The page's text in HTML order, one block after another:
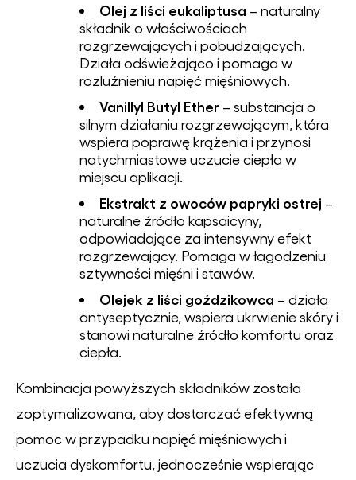
Olej z liści eukaliptusa – naturalny
składnik o właściwościach
rozgrzewających i pobudzających.
Działa odświeżająco i pomaga w
rozluźnieniu napięć mięśniowych.
Vanillyl Butyl Ether – substancja o
silnym działaniu rozgrzewającym, która
wspiera poprawę krążenia i przynosi
natychmiastowe uczucie ciepła w
miejscu aplikacji.
Ekstrakt z owoców papryki ostrej –
naturalne źródło kapsaicyny,
odpowiadające za intensywny efekt
rozgrzewający. Pomaga w łagodzeniu
sztywności mięśni i stawów.
Olejek z liści goździkowca – działa
antyseptycznie, wspiera ukrwienie skóry i
stanowi naturalne źródło komfortu oraz
ciepła.
Kombinacja powyższych składników została
zoptymalizowana, aby dostarczać efektywną
pomoc w przypadku napięć mięśniowych i
uczucia dyskomfortu, jednocześnie wspierając